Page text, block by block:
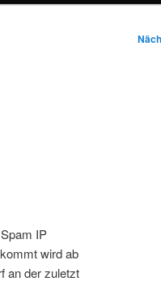
IP
wird ab
an der zuletzt